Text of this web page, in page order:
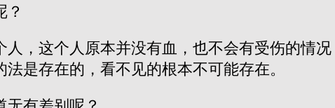
？
，这个人原本并没有血，也不会有受伤的情
是存在的，看不见的根本不可能存在。